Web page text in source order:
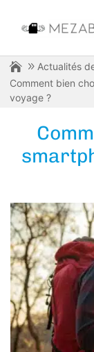
Actualités
Comment bien
voyage ?